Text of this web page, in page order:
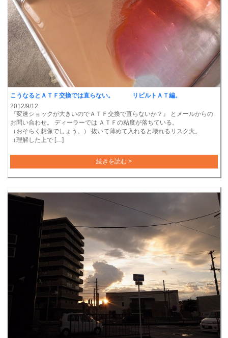
こうなるとＡＴＦ交換では直らない。 リビルトＡＴ編。
2012/9/12
『変速ショックが大きいのでＡＴＦ交換で直らないか？』 とメールからの
お問い合わせ。 ディーラーでは ＡＴＦの粘度が落ちている。
（おそらく想像でしょう。） 抜いて薄めて入れると壊れるリスク大。
（理解した上で […]
続きを読む >